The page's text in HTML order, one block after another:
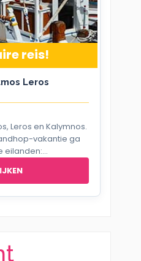
reis!
Leros
Leros en Kalymnos.
vakantie ga
eilanden:...